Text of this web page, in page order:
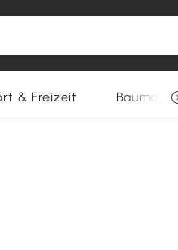
& Freizeit Baumarkt